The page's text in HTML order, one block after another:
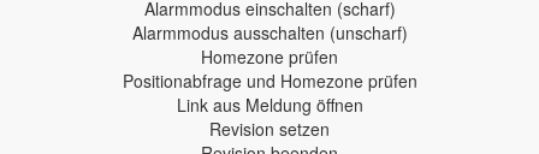
Alarmmodus einschalten (scharf)
Alarmmodus ausschalten (unscharf)
Homezone prüfen
Positionabfrage und Homezone prüfen
Link aus Meldung öffnen
Revision setzen